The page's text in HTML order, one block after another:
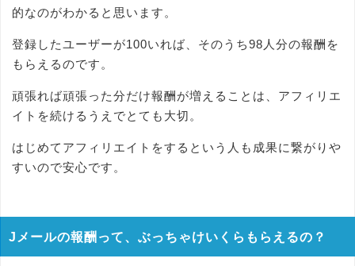
的なのがわかると思います。
登録したユーザーが100いれば、そのうち98人分の報酬を
もらえるのです。
頑張れば頑張った分だけ報酬が増えることは、アフィリエ
イトを続けるうえでとても大切。
はじめてアフィリエイトをするという人も成果に繋がりや
すいので安心です。
Jメールの報酬って、ぶっちゃけいくらもらえるの？